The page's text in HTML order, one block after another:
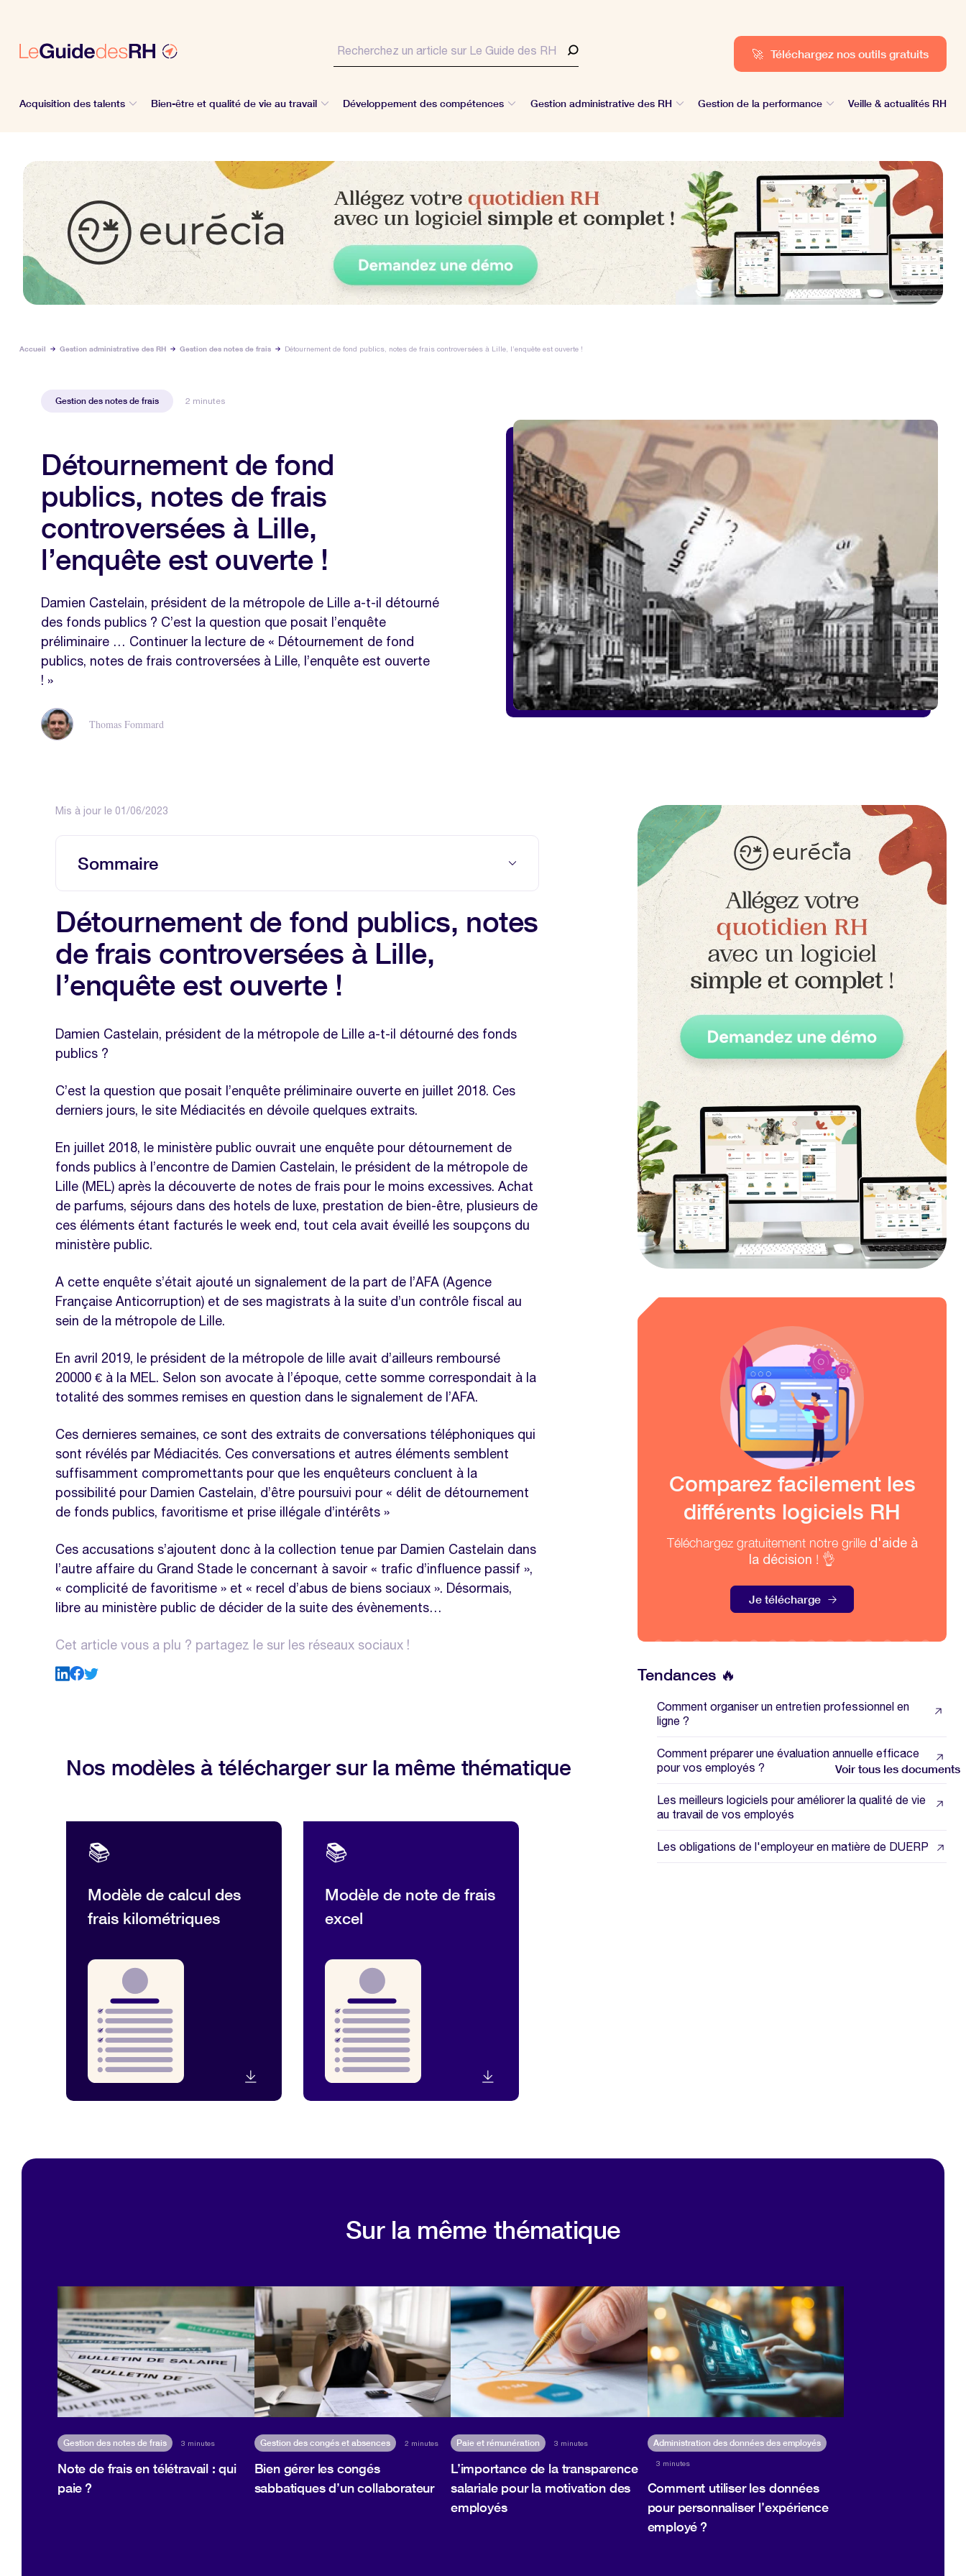
🚀 Téléchargez nos outils gratuits
Acquisition des talents Bien-être et qualité de vie au travail Développement des compétences Gestion administrative des RH Gestion de la performance Veille & actualités RH
Accueil Gestion administrative des RH Gestion des notes de frais Détournement de fond publics, notes de frais controversées à Lille, l’enquête est ouverte !
Gestion des notes de frais 2 minutes
Détournement de fond
publics, notes de frais
controversées à Lille,
l’enquête est ouverte !
Damien Castelain, président de la métropole de Lille a-t-il détourné
des fonds publics ? C’est la question que posait l’enquête
préliminaire … Continuer la lecture de « Détournement de fond
publics, notes de frais controversées à Lille, l’enquête est ouverte
! »
Thomas Fommard
Mis à jour le 01/06/2023
Sommaire
l’enquête est ouverte !
Nos modèles à télécharger sur la même thématique
Modèle de calcul des frais kilométriques
Modèle de note de frais excel
Détournement de fond publics, notes
de frais controversées à Lille,
l’enquête est ouverte !
Damien Castelain, président de la métropole de Lille a-t-il détourné des fonds
publics ?
C’est la question que posait l’enquête préliminaire ouverte en juillet 2018. Ces
derniers jours, le site Médiacités en dévoile quelques extraits.
En juillet 2018, le ministère public ouvrait une enquête pour détournement de
fonds publics à l’encontre de Damien Castelain, le président de la métropole de
Lille (MEL) après la découverte de notes de frais pour le moins excessives. Achat
de parfums, séjours dans des hotels de luxe, prestation de bien-être, plusieurs de
ces éléments étant facturés le week end, tout cela avait éveillé les soupçons du
ministère public.
A cette enquête s’était ajouté un signalement de la part de l’AFA (Agence
Française Anticorruption) et de ses magistrats à la suite d’un contrôle fiscal au
sein de la métropole de Lille.
En avril 2019, le président de la métropole de lille avait d’ailleurs remboursé
20000 € à la MEL. Selon son avocate à l’époque, cette somme correspondait à la
totalité des sommes remises en question dans le signalement de l’AFA.
Ces dernieres semaines, ce sont des extraits de conversations téléphoniques qui
sont révélés par Médiacités. Ces conversations et autres éléments semblent
suffisamment compromettants pour que les enquêteurs concluent à la
possibilité pour Damien Castelain, d’être poursuivi pour « délit de détournement
de fonds publics, favoritisme et prise illégale d’intérêts »
Ces accusations s’ajoutent donc à la collection tenue par Damien Castelain dans
l’autre affaire du Grand Stade le concernant à savoir « trafic d’influence passif »,
« complicité de favoritisme » et « recel d’abus de biens sociaux ». Désormais,
libre au ministère public de décider de la suite des évènements…
Cet article vous a plu ? partagez le sur les réseaux sociaux !
Nos modèles à télécharger sur la même thématique Voir tous les documents
📚
Modèle de calcul des
frais kilométriques
📚
Modèle de note de frais
excel
Comparez facilement les
différents logiciels RH
Téléchargez gratuitement notre grille d'aide à
la décision ! 👌
Je télécharge
Tendances 🔥
Comment organiser un entretien professionnel en
ligne ?
Comment préparer une évaluation annuelle efficace
pour vos employés ?
Les meilleurs logiciels pour améliorer la qualité de vie
au travail de vos employés
Les obligations de l'employeur en matière de DUERP
Sur la même thématique
Gestion des notes de frais 3 minutes
Note de frais en télétravail : qui
paie ?
Gestion des congés et absences 2 minutes
Bien gérer les congés
sabbatiques d’un collaborateur
Paie et rémunération 3 minutes
L’importance de la transparence
salariale pour la motivation des
employés
Administration des données des employés
3 minutes
Comment utiliser les données
pour personnaliser l’expérience
employé ?